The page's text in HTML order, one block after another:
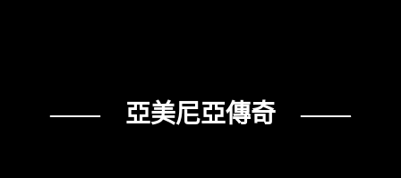
—— 亞美尼亞傳奇 ——